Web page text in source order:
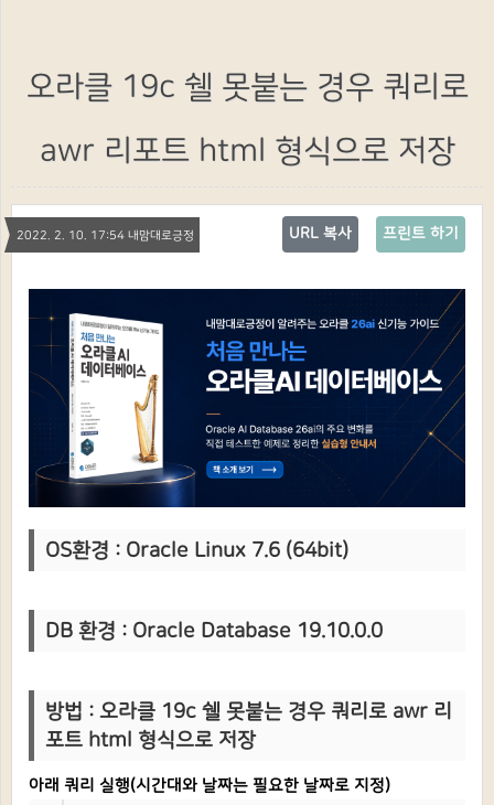
오라클 19c 쉘 못붙는 경우 쿼리로
awr 리포트 html 형식으로 저장
2022. 2. 10. 17:54 내맘대로긍정 프린트 하기
URL 복사
OS환경 : Oracle Linux 7.6 (64bit)
DB 환경 : Oracle Database 19.10.0.0
방법 : 오라클 19c 쉘 못붙는 경우 쿼리로 awr 리
포트 html 형식으로 저장
아래 쿼리 실행(시간대와 날짜는 필요한 날짜로 지정)